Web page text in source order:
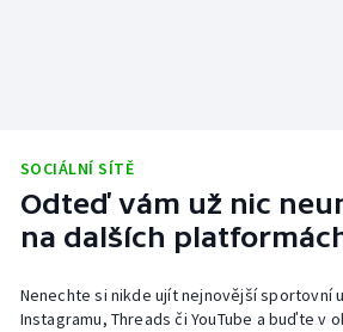
SOCIÁLNÍ SÍTĚ
Odteď vám už nic
na dalších
Nenechte si nikde ujít nejnovější sportovní
Instagramu, Threads či YouTube a buďte v